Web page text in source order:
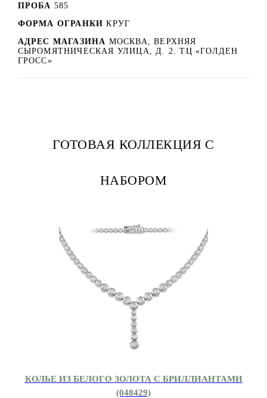
ПРОБА 585
ФОРМА ОГРАНКИ КРУГ
АДРЕС МАГАЗИНА МОСКВА, ВЕРХНЯЯ
СЫРОМЯТНИЧЕСКАЯ УЛИЦА, Д. 2. ТЦ «ГОЛДЕН
ГРОСС»
ГОТОВАЯ КОЛЛЕКЦИЯ С
НАБОРОМ
КОЛЬЕ ИЗ БЕЛОГО ЗОЛОТА С БРИЛЛИАНТАМИ
(048429)